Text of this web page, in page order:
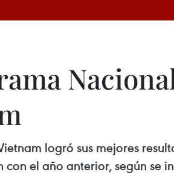
logró sus mejores
el año anterior, según se